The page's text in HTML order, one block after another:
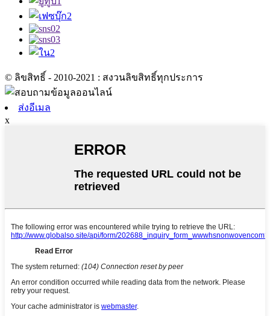
© ลิขสิทธิ์ - 2010-2021 : สงวนลิขสิทธิ์ทุกประการ
ส่งอีเมล
x